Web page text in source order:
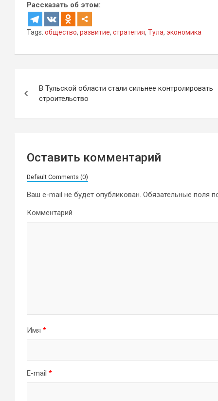
Рассказать об этом:
Tags: общество, развитие, стратегия, Тула, экономика
по
записям
В Тульской области стали сильнее контролировать
строительство
Оставить комментарий
Default Comments (0)
Ваш e-mail не будет опубликован. Обязательные поля
Комментарий
Имя *
E-mail *